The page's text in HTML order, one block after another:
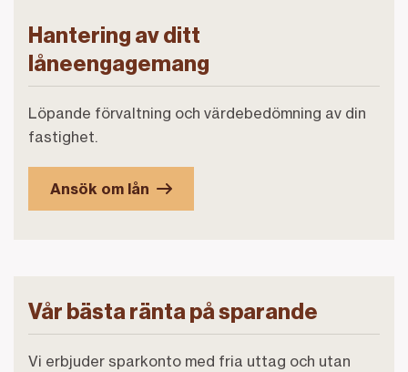
Hantering av ditt
låneengagemang
Löpande förvaltning och värdebedömning av din
fastighet.
Ansök om lån
Vår bästa ränta på sparande
Vi erbjuder sparkonto med fria uttag och utan